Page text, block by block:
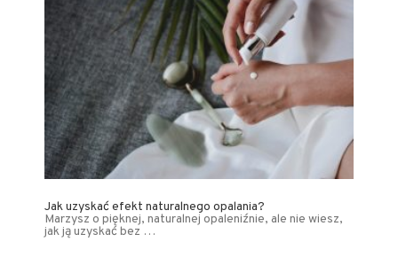
Jak uzyskać efekt naturalnego opalania?
Marzysz o pięknej, naturalnej opaleniźnie, ale nie wiesz,
jak ją uzyskać bez …